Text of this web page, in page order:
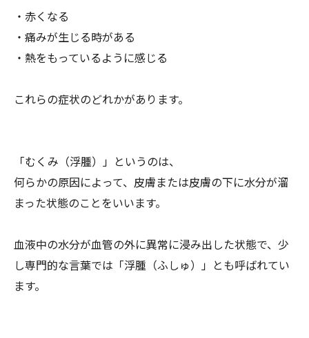
・赤くなる
・痛みが生じる時がある
・熱をもっているように感じる
これらの症状のどれかがあります。
「むくみ（浮腫）」というのは、
何らかの原因によって、 皮膚または皮膚の下に水分が溜
まった状態のことをいいます。
血液中の水分が血管の外に異常に浸み出した状態で、 少
し専門的な言葉では「浮腫（ふしゅ）」とも呼ばれてい
ます。